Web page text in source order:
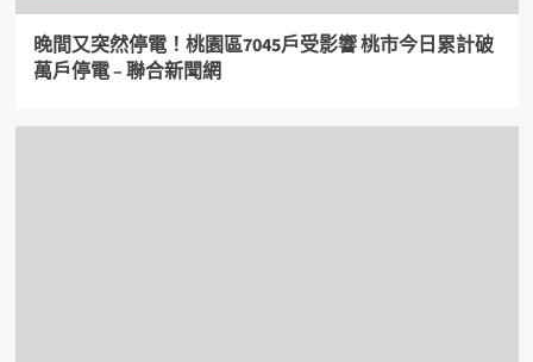
晚間又突然停電！桃園區7045戶受影響 桃市今日累計破
萬戶停電 – 聯合新聞網